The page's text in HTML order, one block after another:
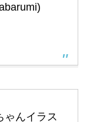
ゃんイラス